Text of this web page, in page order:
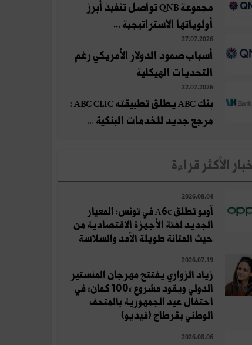
مجموعة QNB تواصل تنفيذ أبرز
أولوياتها الاستراتيجية ...
27.07.2026
أسباب صمود الدولار الأمريكي رغم
التحديات الهيكلية
22.07.2026
بنك ABC يطلق تطبيقته ABC CLIC :
مرجع جديد للخدمات البنكية ...
الأكثر قراءة
2026.08.04
أوبو تطلق A6c في تونس: المعيار
الجديد لفئة الأجهزة الاقتصادية من
حيث المتانة طويلة الأمد والسلاسة
2026.07.19
زياد الزواري يفتتح مهرجان المنستير
الدولي ويقود مشروع «100 كمان» في
احتفال عيد الجمهورية بالمتحف
الوطني بقرطاج (فيديو)
2026.08.06